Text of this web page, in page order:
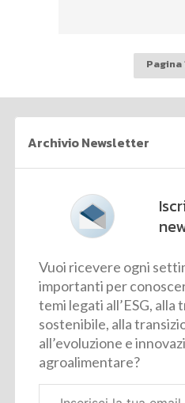
Pagina
Archivio Newsletter
Vuoi ricevere ogni
importanti per
temi legati all’ESG,
sostenibile, alla
all’evoluzione e
agroalimentare?